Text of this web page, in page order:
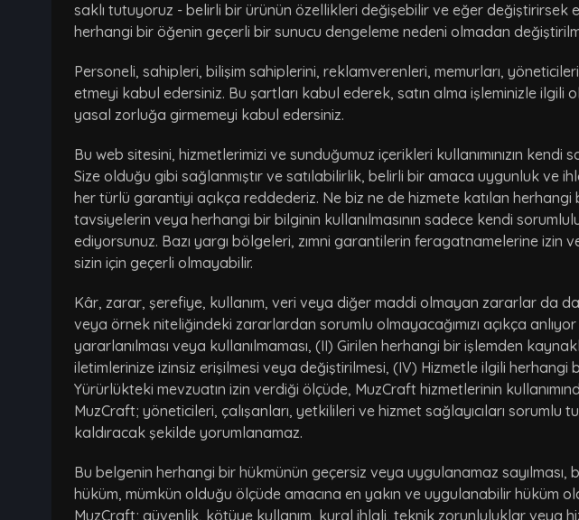
saklı tutuyoruz - belirli bir ürünün özellikleri değişebilir ve eğer değiştirirsek
herhangi bir öğenin geçerli bir sunucu dengeleme nedeni olmadan
Personeli, sahipleri, bilişim sahiplerini, reklamverenleri, memurları,
etmeyi kabul edersiniz. Bu şartları kabul ederek, satın alma işleminizle
yasal zorluğa girmemeyi kabul edersiniz.
Bu web sitesini, hizmetlerimizi ve sunduğumuz içerikleri kullanımınızın
Size olduğu gibi sağlanmıştır ve satılabilirlik, belirli bir amaca uygunluk ve
her türlü garantiyi açıkça reddederiz. Ne biz ne de hizmete katılan
tavsiyelerin veya herhangi bir bilginin kullanılmasının sadece kendi
ediyorsunuz. Bazı yargı bölgeleri, zımni garantilerin feragatnamelerine
sizin için geçerli olmayabilir.
Kâr, zarar, şerefiye, kullanım, veri veya diğer maddi olmayan zararlar da
veya örnek niteliğindeki zararlardan sorumlu olmayacağımızı açıkça
yararlanılması veya kullanılmaması, (II) Girilen herhangi bir işlemden
iletimlerinize izinsiz erişilmesi veya değiştirilmesi, (IV) Hizmetle ilgili
Yürürlükteki mevzuatın izin verdiği ölçüde, MuzCraft hizmetlerinin
MuzCraft; yöneticileri, çalışanları, yetkilileri ve hizmet sağlayıcıları
kaldıracak şekilde yorumlanamaz.
Bu belgenin herhangi bir hükmünün geçersiz veya uygulanamaz
hüküm, mümkün olduğu ölçüde amacına en yakın ve uygulanabilir hüküm
MuzCraft; güvenlik, kötüye kullanım, kural ihlali, teknik zorunluluklar veya